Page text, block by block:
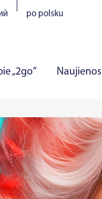
po polsku
„2go“ Naujienos
Pernu Narva